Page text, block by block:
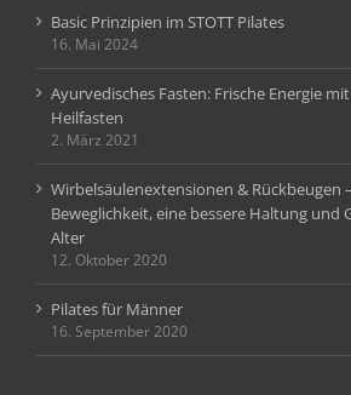
Basic Prinzipien im STOTT Pilates
16. Mai 2024
Ayurvedisches Fasten: Frische Energie
Heilfasten
2. März 2021
Wirbelsäulenextensionen & Rückbeugen
Beweglichkeit, eine bessere Haltung und
Alter
12. Oktober 2020
Pilates für Männer
16. September 2020